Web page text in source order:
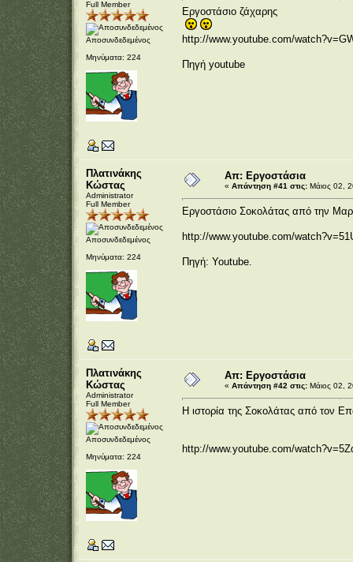
Full Member
Αποσυνδεδεμένος
Μηνύματα: 224
Εργοστάσιο ζάχαρης
http://www.youtube.com/
Πηγή youtube
Πλατινάκης
Κώστας
Administrator
Full Member
Αποσυνδεδεμένος
Μηνύματα: 224
Απ: Εργοστάσια
« Απάντηση #41 στις:Μάιος 02,
Εργοστάσιο Σοκολάτας από την
http://www.youtube.com/
Πηγή: Youtube.
Πλατινάκης
Κώστας
Administrator
Full Member
Αποσυνδεδεμένος
Μηνύματα: 224
Απ: Εργοστάσια
« Απάντηση #42 στις:Μάιος 02,
Η ιστορία της Σοκολάτας από τον
http://www.youtube.com/